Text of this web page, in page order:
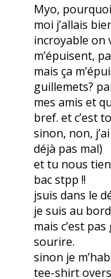
Myo, pourquoi
moi j’allais
incroyable on
m’épuisent,
mais ça
guillemets?
mes amis et
bref. et c’est
sinon, non,
déjà pas mal)
et tu nous
bac stpp !!
jsuis dans le
je suis au
mais c’est
sourire.
sinon je
tee-shirt